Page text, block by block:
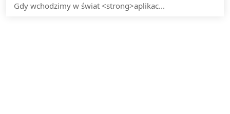
Gdy wchodzimy w świat <strong>aplikac...